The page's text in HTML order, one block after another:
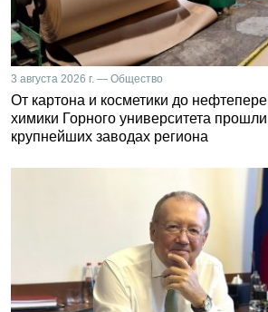
3 августа 2026 г. — Общество
От картона и косметики до
химики Горного университета прошли
крупнейших заводах региона